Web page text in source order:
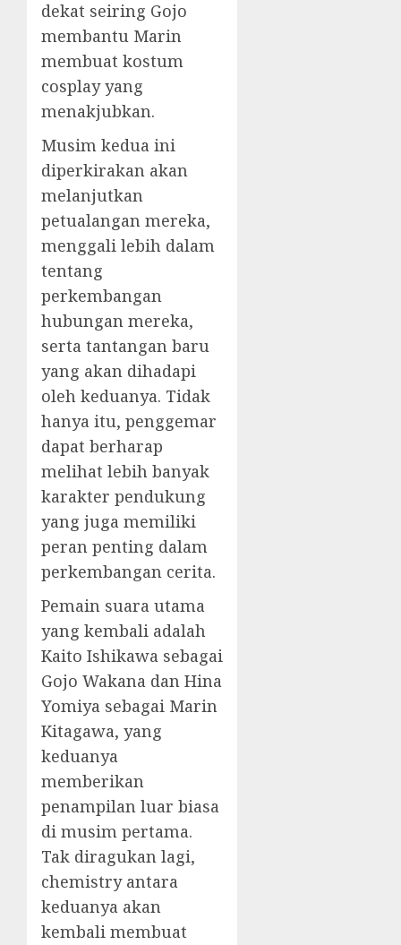
dekat seiring Gojo
membantu Marin
membuat kostum
cosplay yang
menakjubkan.
Musim kedua ini
diperkirakan akan
melanjutkan
petualangan mereka,
menggali lebih dalam
tentang
perkembangan
hubungan mereka,
serta tantangan baru
yang akan dihadapi
oleh keduanya. Tidak
hanya itu, penggemar
dapat berharap
melihat lebih banyak
karakter pendukung
yang juga memiliki
peran penting dalam
perkembangan cerita.
Pemain suara utama
yang kembali adalah
Kaito Ishikawa sebagai
Gojo Wakana dan Hina
Yomiya sebagai Marin
Kitagawa, yang
keduanya
memberikan
penampilan luar biasa
di musim pertama.
Tak diragukan lagi,
chemistry antara
keduanya akan
kembali membuat